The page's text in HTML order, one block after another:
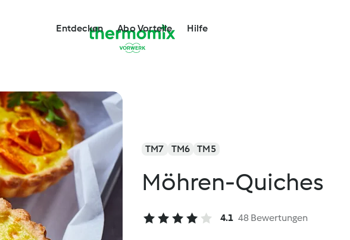
Entdecken Abo Vorteile Hilfe
TM7 TM6 TM5
Möhren-Quiches
4.1 48 Bewertungen